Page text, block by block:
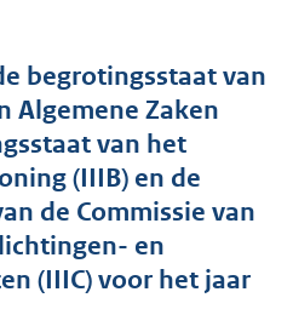
s
g
r
o
o
t
t
e
:
begrotingsstaat van
Algemene Zaken
van het
(IIIB) en de
de Commissie van
en
(IIIC) voor het jaar